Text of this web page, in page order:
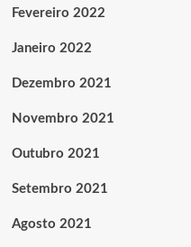
Fevereiro 2022
Janeiro 2022
Dezembro 2021
Novembro 2021
Outubro 2021
Setembro 2021
Agosto 2021